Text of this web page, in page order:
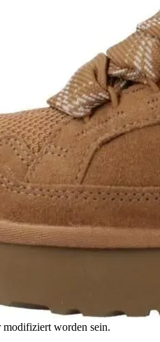
worden sein.